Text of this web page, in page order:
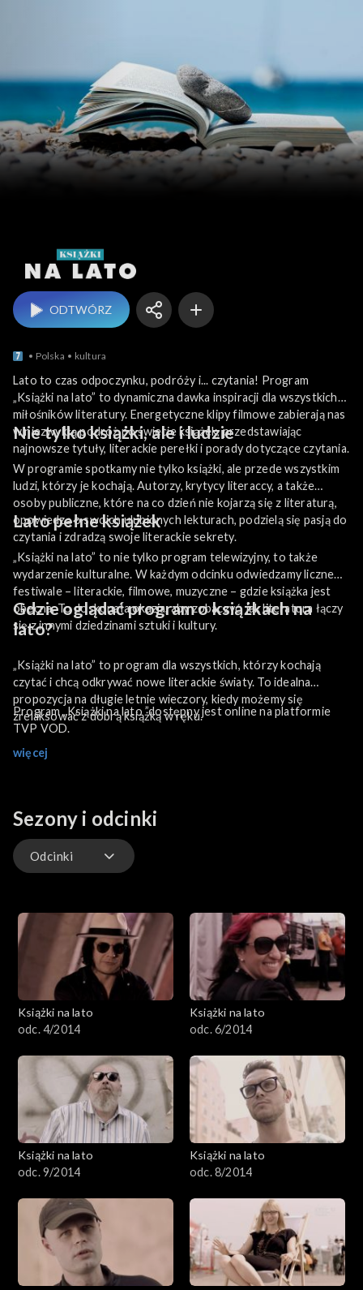
ODTWÓRZ
Polska kultura
Lato to czas odpoczynku, podróży i... czytania! Program
„Książki na lato” to dynamiczna dawka inspiracji dla wszystkich
miłośników literatury. Energetyczne klipy filmowe zabierają nas
w niezwykłą podróż po świecie książek, przedstawiając
najnowsze tytuły, literackie perełki i porady dotyczące czytania.
Nie tylko książki, ale i ludzie
W programie spotkamy nie tylko książki, ale przede wszystkim
ludzi, którzy je kochają. Autorzy, krytycy literaccy, a także
osoby publiczne, które na co dzień nie kojarzą się z literaturą,
opowiedzą o swoich ulubionych lekturach, podzielą się pasją do
czytania i zdradzą swoje literackie sekrety.
Lato pełne książek
„Książki na lato” to nie tylko program telewizyjny, to także
wydarzenie kulturalne. W każdym odcinku odwiedzamy liczne
festiwale – literackie, filmowe, muzyczne – gdzie książka jest
obecna. To doskonała okazja, aby zobaczyć, jak literatura łączy
się z innymi dziedzinami sztuki i kultury.
Gdzie oglądać program o książkach na
lato?
„Książki na lato” to program dla wszystkich, którzy kochają
czytać i chcą odkrywać nowe literackie światy. To idealna
propozycja na długie letnie wieczory, kiedy możemy się
zrelaksować z dobrą książką w ręku.
Program „Książki na lato ”dostępny jest online na platformie
TVP VOD.
więcej
Sezony i odcinki
Odcinki
Książki na lato
odc. 4/2014
Książki na lato
odc. 6/2014
Książki na lato
odc. 9/2014
Książki na lato
odc. 8/2014